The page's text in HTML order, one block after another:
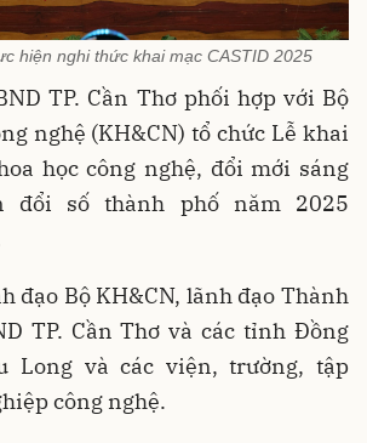
hiện nghi thức khai mạc CASTID 2025
TP. Cần Thơ phối hợp với Bộ
nghệ (KH&CN) tổ chức Lễ khai
học công nghệ, đổi mới sáng
đổi số thành phố năm 2025
đạo Bộ KH&CN, lãnh đạo Thành
TP. Cần Thơ và các tỉnh Đồng
Long và các viện, trường, tập
công nghệ.